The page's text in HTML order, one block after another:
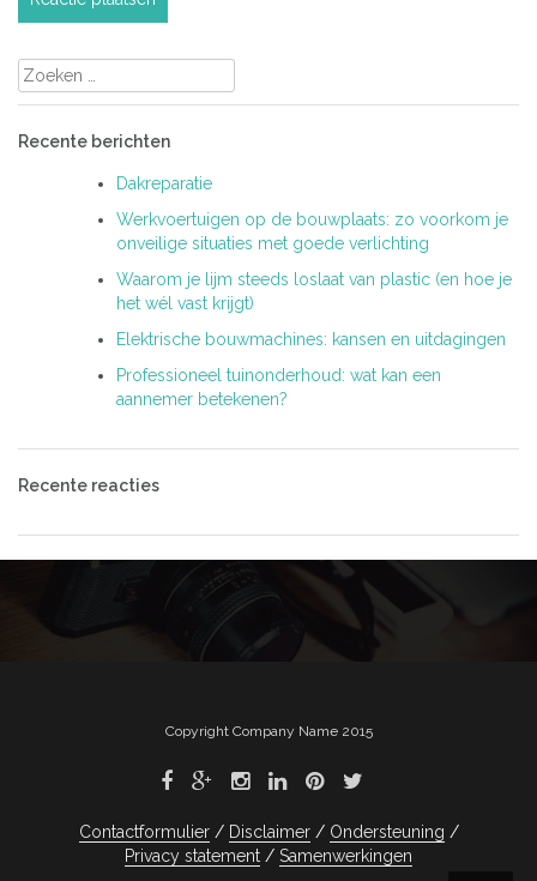
Zoeken
naar:
Recente berichten
Dakreparatie
Werkvoertuigen op de bouwplaats: zo voorkom je
onveilige situaties met goede verlichting
Waarom je lijm steeds loslaat van plastic (en hoe je
het wél vast krijgt)
Elektrische bouwmachines: kansen en uitdagingen
Professioneel tuinonderhoud: wat kan een
aannemer betekenen?
Recente reacties
Copyright Company Name 2015
Contactformulier Disclaimer
Ondersteuning
Privacy statement
Samenwerkingen